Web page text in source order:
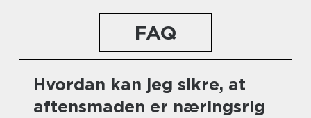
FAQ
Hvordan kan jeg sikre, at
aftensmaden er næringsrig